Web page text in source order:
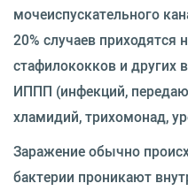
мочеиспускательного
20% случаев приходятся
стафилококков и других
ИППП (инфекций,
хламидий, трихомонад,
Заражение обычно
бактерии проникают